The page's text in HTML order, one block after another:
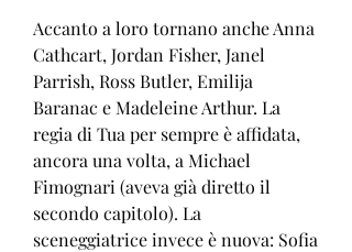
Accanto a loro tornano anche Anna
Cathcart, Jordan Fisher, Janel
Parrish, Ross Butler, Emilija
Baranac e Madeleine Arthur. La
regia di Tua per sempre è affidata,
ancora una volta, a Michael
Fimognari (aveva già diretto il
secondo capitolo). La
sceneggiatrice invece è nuova: Sofia